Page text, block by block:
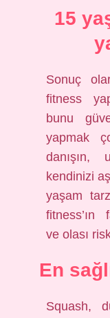
15
Sonuç
fitness
bunu
yapmak
danışın,
kendinizi
yaşam
fitness’ın
ve olası
En
Squash,